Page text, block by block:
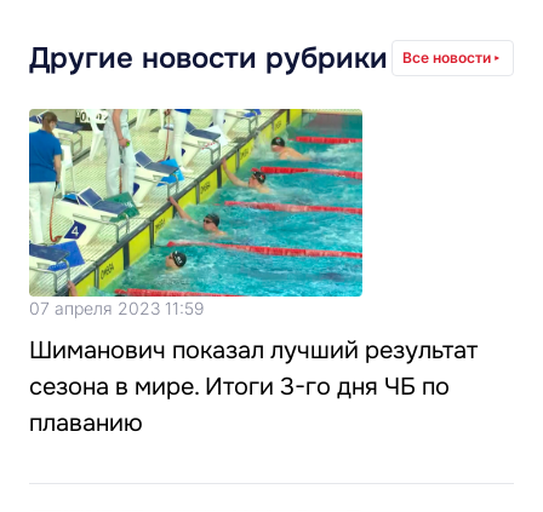
Другие новости рубрики Все новости
07 апреля 2023 11:59
Шиманович показал лучший результат
сезона в мире. Итоги 3-го дня ЧБ по
плаванию